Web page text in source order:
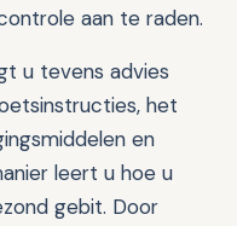
aan te raden.
u tevens advies
het
en
leert u hoe u
gebit. Door